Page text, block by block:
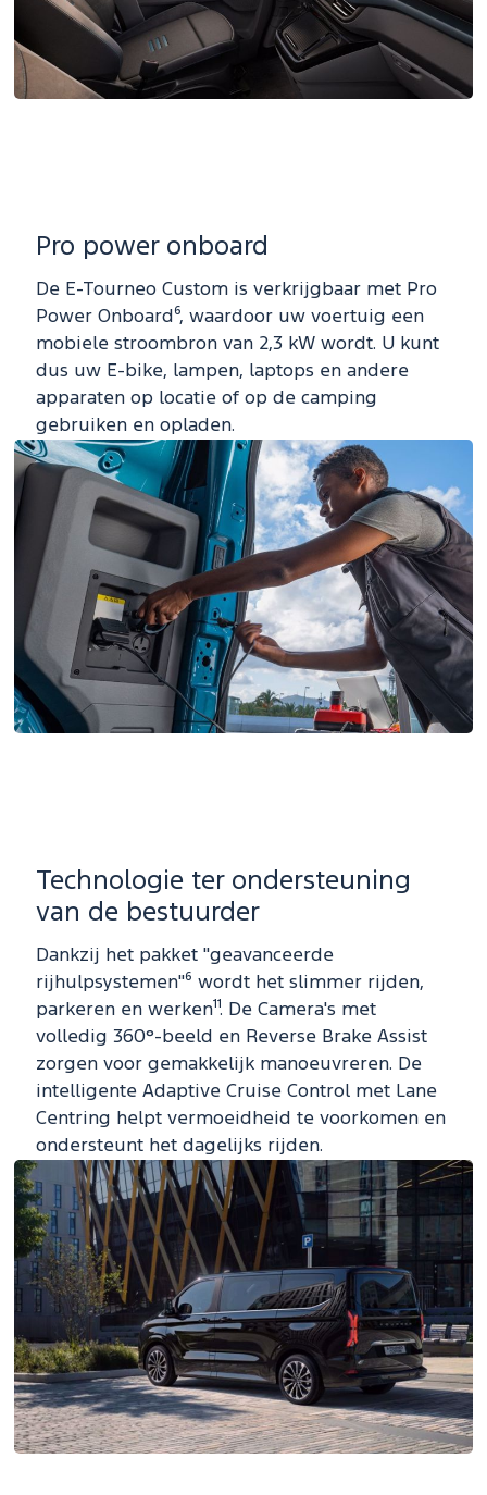
Pro power onboard
De E-Tourneo Custom is verkrijgbaar met Pro
Power Onboard⁶, waardoor uw voertuig een
mobiele stroombron van 2,3 kW wordt. U kunt
dus uw E-bike, lampen, laptops en andere
apparaten op locatie of op de camping
gebruiken en opladen.
Technologie ter ondersteuning
van de bestuurder
Dankzij het pakket "geavanceerde
rijhulpsystemen"⁶ wordt het slimmer rijden,
parkeren en werken¹¹. De Camera's met
volledig 360°-beeld en Reverse Brake Assist
zorgen voor gemakkelijk manoeuvreren. De
intelligente Adaptive Cruise Control met Lane
Centring helpt vermoeidheid te voorkomen en
ondersteunt het dagelijks rijden.